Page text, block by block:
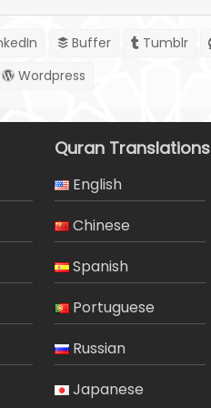
Buffer Tumblr
Wordpress
Quran Translations
English
Chinese
Spanish
Portuguese
Russian
Japanese